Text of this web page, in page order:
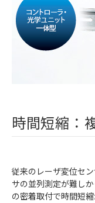
時間短縮：
従来のレーザ変位セ
サの並列測定が難し
の密着取付で時間短縮